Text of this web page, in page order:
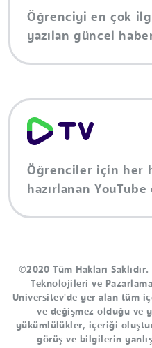
Öğrenciyi en çok
yazılan güncel
Öğrenciler için her
hazırlanan
©2020 Tüm Hakları
Teknolojileri ve
Universitev'de yer alan tüm
ve değişmez olduğu ve
yükümlülükler, içeriği
görüş ve bilgilerin